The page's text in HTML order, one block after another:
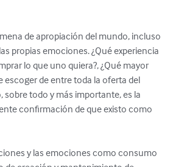
propias emociones. ¿Qué experiencia
lo que uno quiera?, ¿Qué mayor
escoger de entre toda la oferta del
sobre todo y más importante, es la
confirmación de que existo como